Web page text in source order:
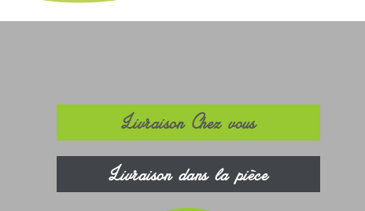
Livraison Chez vous
Livraison dans la pièce